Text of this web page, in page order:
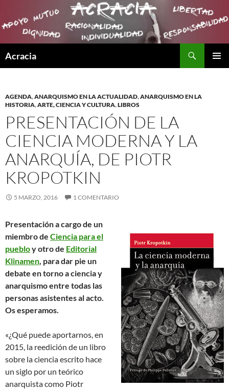
Acracia
AGENDA,ANARQUISMO EN LA ACTUALIDAD,ANARQUISMO EN LA
HISTORIA,ARTE, CIENCIA Y CULTURA,LIBROS
PRESENTACIÓN DE LA
CIENCIA MODERNA Y LA
ANARQUÍA, DE PIOTR
KROPOTKIN
5 MARZO, 2016 1 COMENTARIO
Presentación a cargo de un
miembro de Ciencia para el
puebloy otro de Editorial
Klinamen, para dar pie un
debate en torno a ciencia y
anarquismo entre todas las
personas asistentes al acto.
Os esperamos.
«¿Qué puede aportarnos, en
2015, la reedición de un libro
sobre la ciencia escrito hace
un siglo por un teórico
anarquista como Piotr